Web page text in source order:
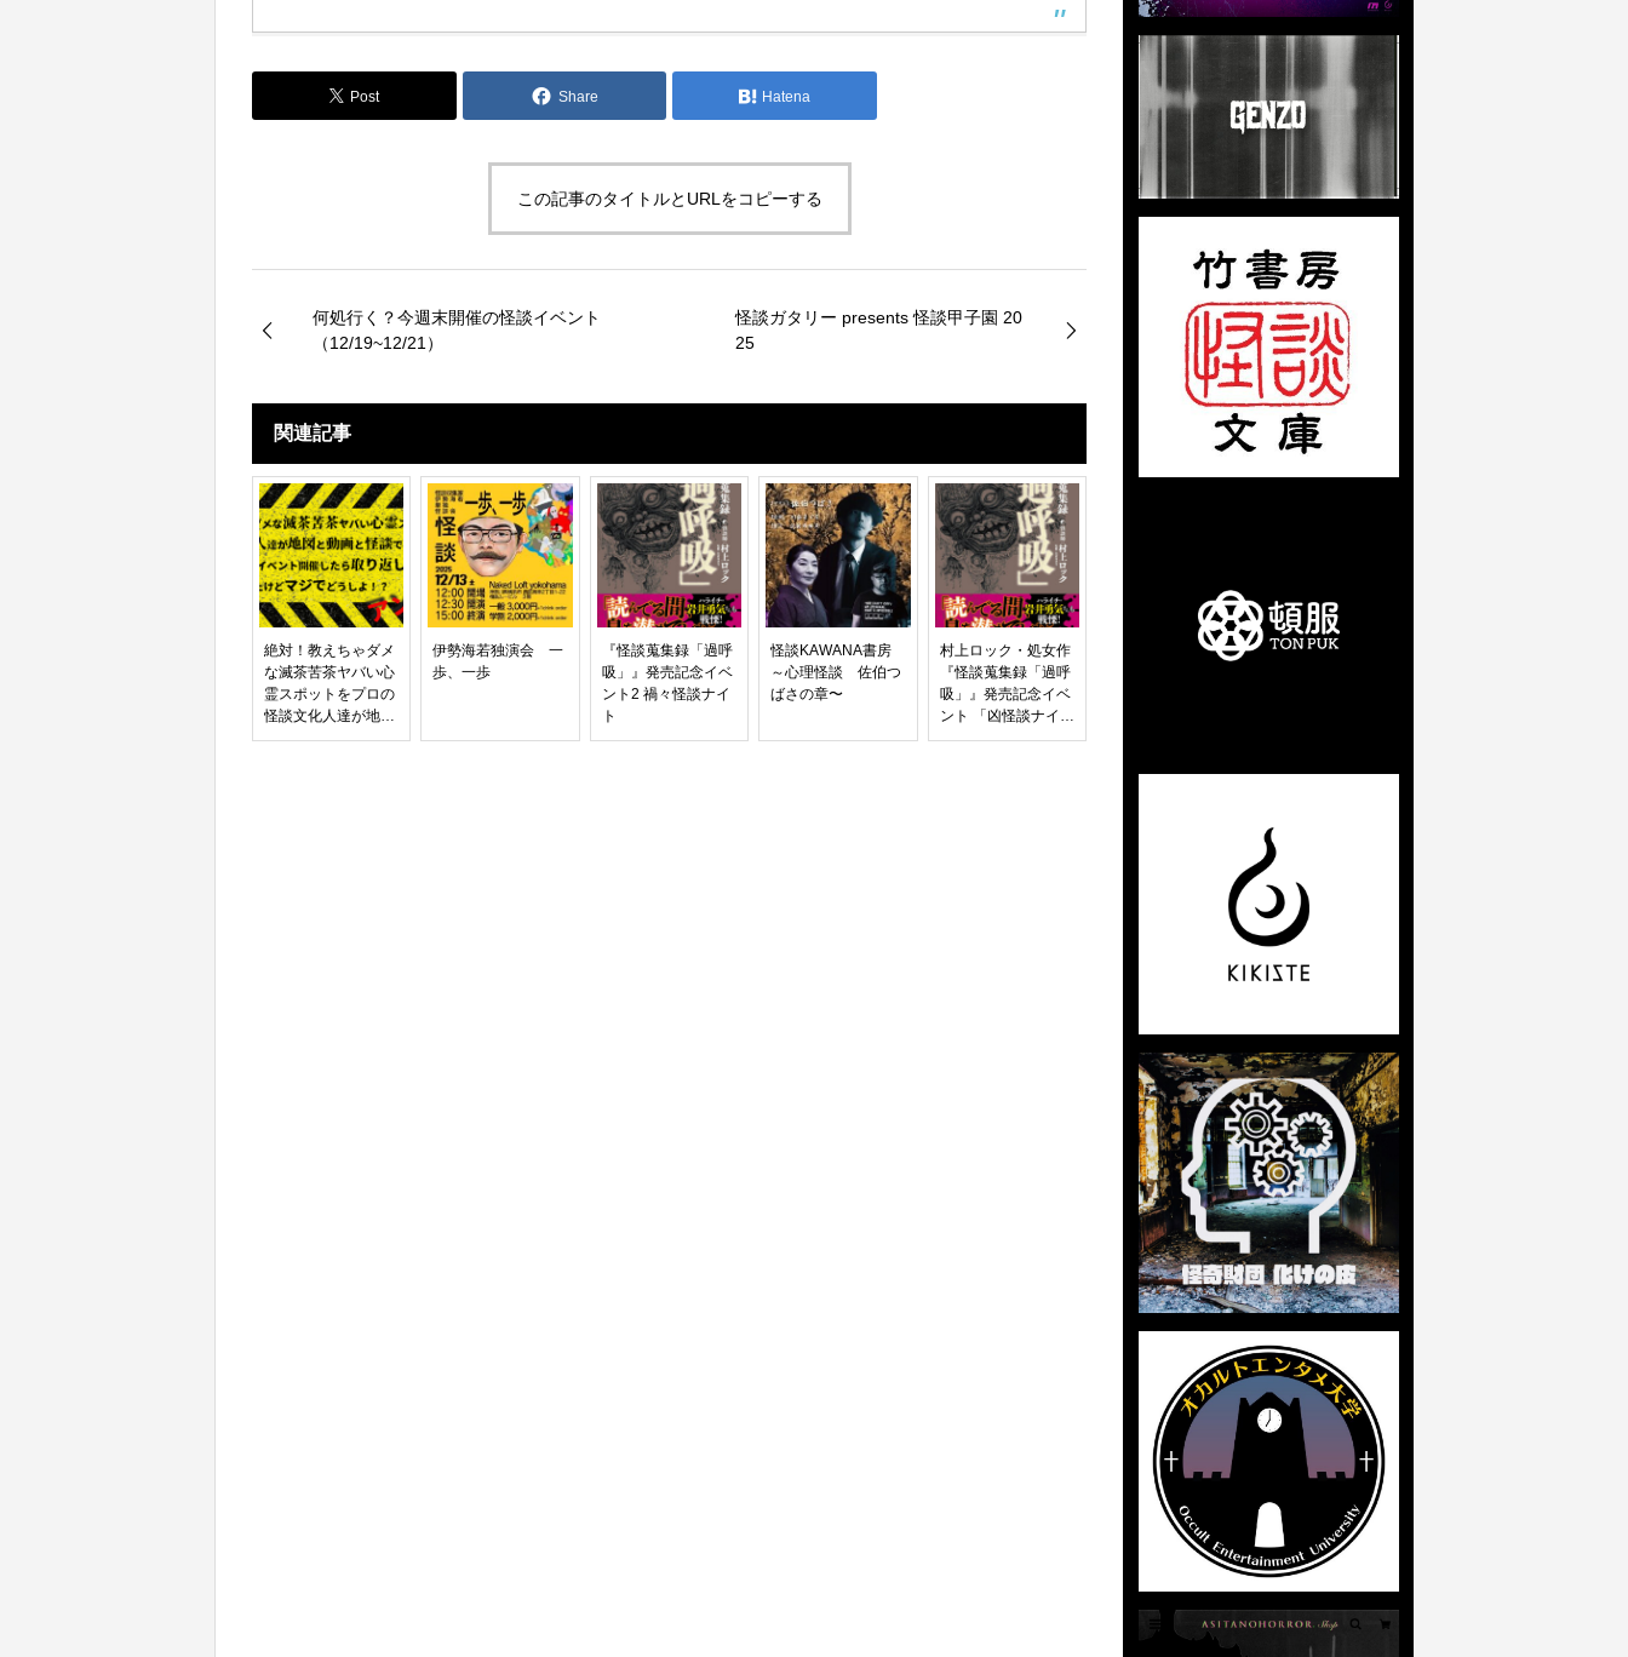
Post Share Hatena
この記事のタイトルとURLをコピーする
何処行く？今週末開催の怪談イベント
（12/19~12/21）
怪談ガタリー presents 怪談甲子園 20
25
関連記事
絶対！教えちゃダメ
な滅茶苦茶ヤバい心
霊スポットをプロの
怪談文化人達が地図
と動画と写真と怪談
伊勢海若独演会 一
歩、一歩
『怪談蒐集録「過呼
吸」』発売記念イベ
ント2 禍々怪談ナイ
ト
怪談KAWANA書房
～心理怪談 佐伯つ
ばさの章〜
村上ロック・処女作
『怪談蒐集録「過呼
吸」』発売記念イベ
ント 「凶怪談ナイ
ト」